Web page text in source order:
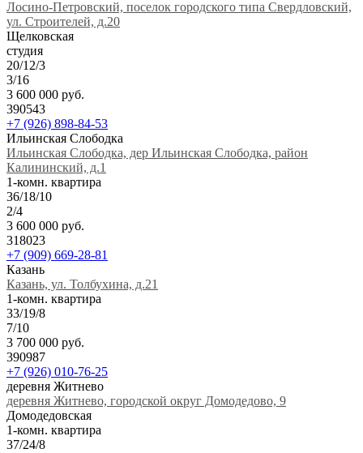
Лосино-Петровский, поселок городского типа Свердловский,
ул. Строителей, д.20
Щелковская
студия
20/12/3
3/16
3 600 000 руб.
390543
+7 (926) 898-84-53
Ильинская Слободка
Ильинская Слободка, дер Ильинская Слободка, район
Калининский, д.1
1-комн. квартира
36/18/10
2/4
3 600 000 руб.
318023
+7 (909) 669-28-81
Казань
Казань, ул. Толбухина, д.21
1-комн. квартира
33/19/8
7/10
3 700 000 руб.
390987
+7 (926) 010-76-25
деревня Житнево
деревня Житнево, городской округ Домодедово, 9
Домодедовская
1-комн. квартира
37/24/8